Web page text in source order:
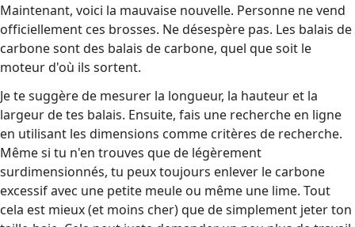
Maintenant, voici la mauvaise nouvelle. Personne ne vend
officiellement ces brosses. Ne désespère pas. Les balais de
carbone sont des balais de carbone, quel que soit le
moteur d'où ils sortent.
Je te suggère de mesurer la longueur, la hauteur et la
largeur de tes balais. Ensuite, fais une recherche en ligne
en utilisant les dimensions comme critères de recherche.
Même si tu n'en trouves que de légèrement
surdimensionnés, tu peux toujours enlever le carbone
excessif avec une petite meule ou même une lime. Tout
cela est mieux (et moins cher) que de simplement jeter ton